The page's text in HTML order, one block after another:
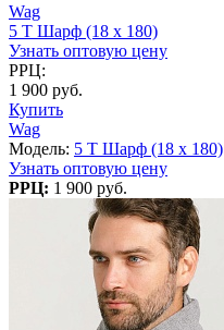
Wag
5 T Шарф (18 x 180)
Узнать оптовую цену
РРЦ:
1 900 руб.
Купить
Wag
Модель: 5 T Шарф (18 x 180)
Узнать оптовую цену
РРЦ: 1 900 руб.